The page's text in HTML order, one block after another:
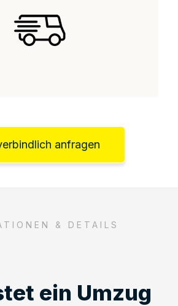
anfragen
& DETAILS
ein Umzug